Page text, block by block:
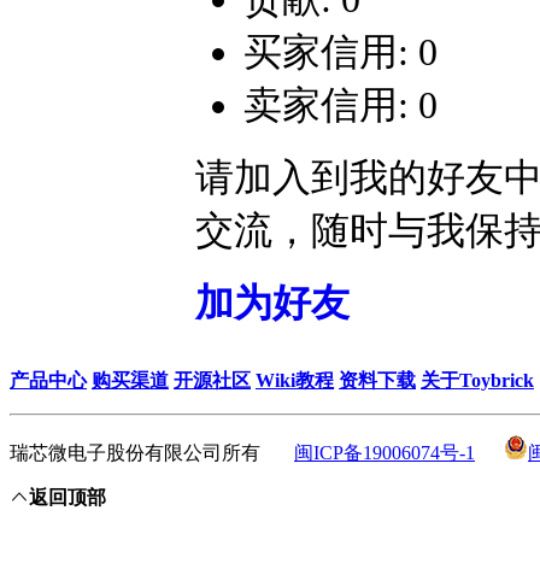
买家信用: 0
卖家信用: 0
请加入到我的好友
交流，随时与我保
加为好友
产品中心 购买渠道 开源社区 Wiki教程 资料下载 关于Toybrick
瑞芯微电子股份有限公司所有 闽ICP备19006074号-1
返回顶部